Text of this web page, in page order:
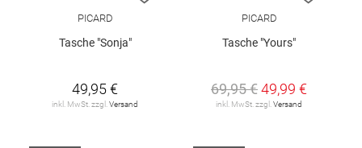
PICARD
Tasche "Sonja"
49,95 €
inkl. MwSt. zzgl. Versand
PICARD
Tasche "Yours"
69,95 €49,99 €
inkl. MwSt. zzgl. Versand